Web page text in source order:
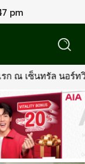
pm
อมรุกตลาด